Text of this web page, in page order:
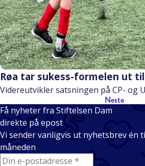
Røa tar sukess-formelen ut
Videreutvikler satsningen på CP- og
Neste
Få nyheter fra Stiftelsen Dam
direkte på epost
Vi sender vanligvis ut nyhetsbrev én
måneden
E-mail